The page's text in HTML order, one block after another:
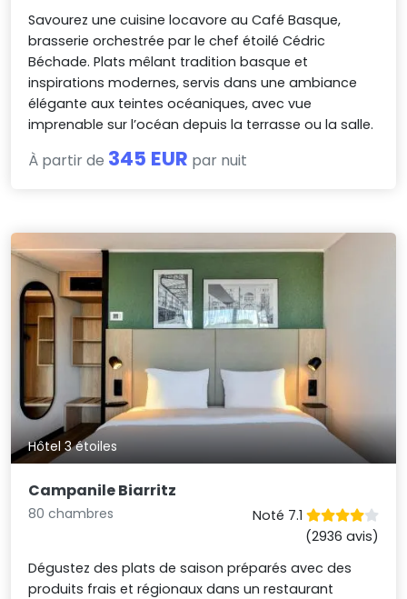
Savourez une cuisine locavore au Café Basque,
brasserie orchestrée par le chef étoilé Cédric
Béchade. Plats mêlant tradition basque et
inspirations modernes, servis dans une ambiance
élégante aux teintes océaniques, avec vue
imprenable sur l’océan depuis la terrasse ou la salle.
À partir de 345 EUR par nuit
Hôtel 3 étoiles
Campanile Biarritz
80 chambres
Noté 7.1
(2936 avis)
Dégustez des plats de saison préparés avec des
produits frais et régionaux dans un restaurant